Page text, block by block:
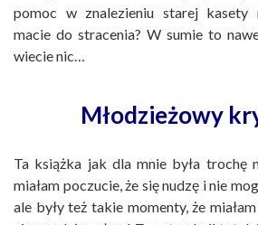
pomoc w znalezieniu starej kasety
macie do stracenia? W sumie to
wiecie nic…
Młodzieżowy
Ta książka jak dla mnie była trochę
miałam poczucie, że się nudzę i nie
ale były też takie momenty, że